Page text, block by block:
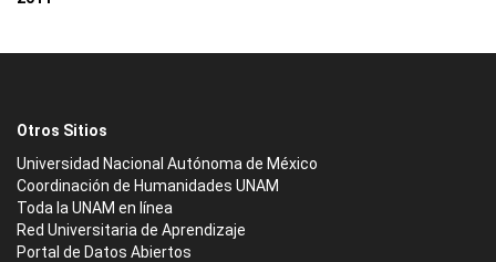
Otros Sitios
Universidad Nacional Autónoma de México
Coordinación de Humanidades UNAM
Toda la UNAM en línea
Red Universitaria de Aprendizaje
Portal de Datos Abiertos